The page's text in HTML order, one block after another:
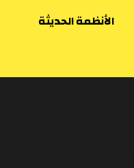
الأنظمة الحديثة